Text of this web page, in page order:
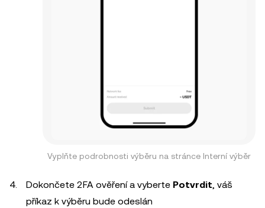
Vyplňte podrobnosti výběru na stránce Interní výběr
Dokončete 2FA ověření a vyberte Potvrdit, váš
příkaz k výběru bude odeslán